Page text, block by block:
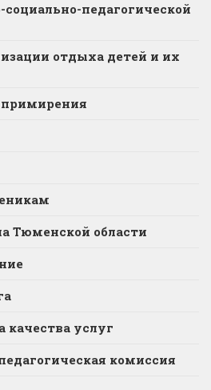
педагогической
отдыха детей и их
Тюменской области
качества услуг
комиссия